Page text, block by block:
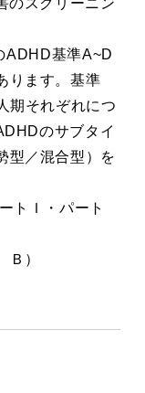
のスクリーニン
ADHD基準A~D
ります。基準
期それぞれにつ
のサブタイ
型／混合型）を
Ｉ・パート
Ｂ ）
海外輸入